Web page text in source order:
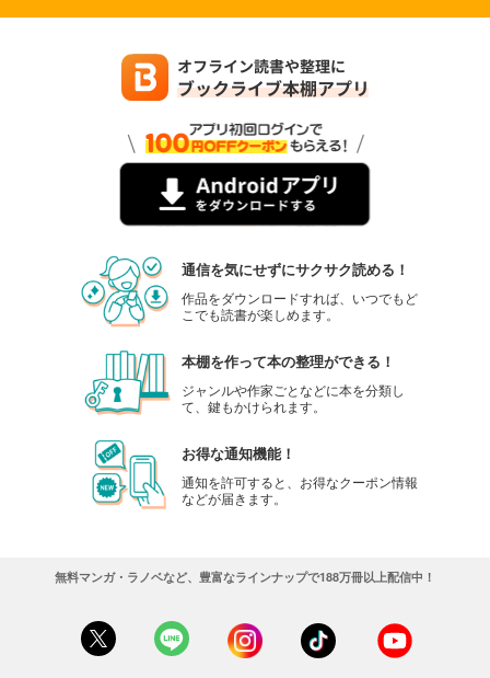
通信を気にせずにサクサク読める！
作品をダウンロードすれば、いつでもど
こでも読書が楽しめます。
本棚を作って本の整理ができる！
ジャンルや作家ごとなどに本を分類し
て、鍵もかけられます。
お得な通知機能！
通知を許可すると、お得なクーポン情報
などが届きます。
無料マンガ・ラノベなど、豊富なラインナップで188万冊以上配信中！